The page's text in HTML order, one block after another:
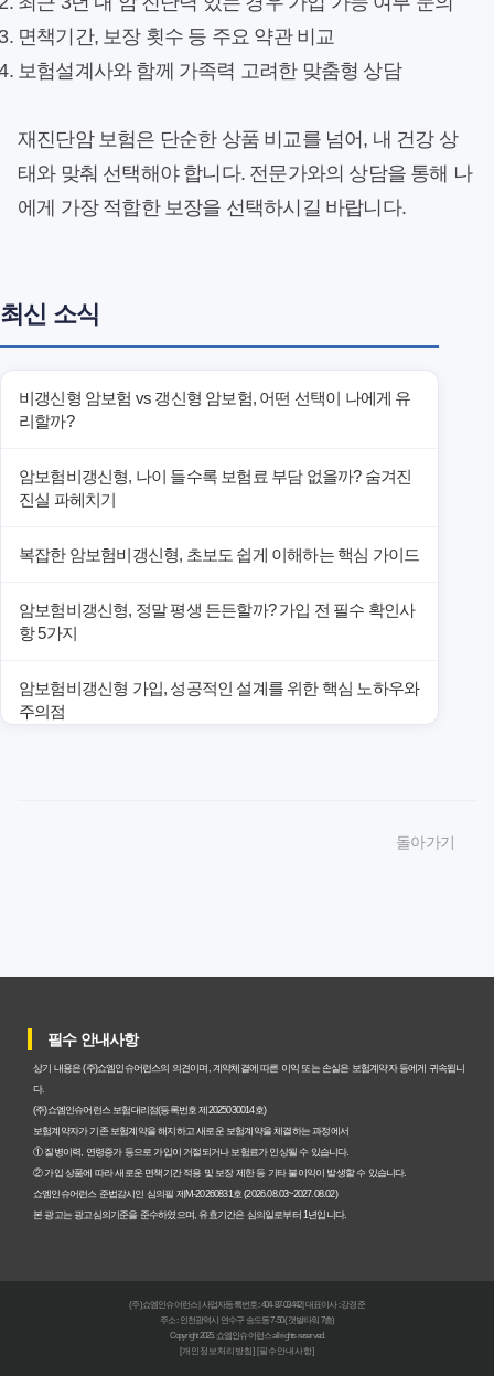
면책기간, 보장 횟수 등 주요 약관 비교
보험설계사와 함께 가족력 고려한 맞춤형 상담
재진단암 보험은 단순한 상품 비교를 넘어, 내 건강 상
태와 맞춰 선택해야 합니다. 전문가와의 상담을 통해 나
에게 가장 적합한 보장을 선택하시길 바랍니다.
최신 소식
비갱신형 암보험 vs 갱신형 암보험, 어떤 선택이 나에게 유
리할까?
암보험비갱신형, 나이 들수록 보험료 부담 없을까? 숨겨진
진실 파헤치기
복잡한 암보험비갱신형, 초보도 쉽게 이해하는 핵심 가이드
암보험비갱신형, 정말 평생 든든할까? 가입 전 필수 확인사
항 5가지
암보험비갱신형 가입, 성공적인 설계를 위한 핵심 노하우와
주의점
갱신형 암보험과 비갱신형, 어떤 차이가 있을까? 내게 맞는
암보험비갱신형, 평생 고정 보험료의 숨겨진 가치와 현명한
선택 기준
암보험 비갱신형, 왜 지금 선택해야 할까요? 미래 보험료 걱
정 끝내는 방법
갱신형 vs 비갱신형 암보험, 당신에게 더 유리한 선택은? 완
돌아가기
필수 안내사항
상기 내용은 (주)쇼엠인슈어런스의 의견이며, 계약체결에 따른 이익 또는 손실은 보험계약자 등에게 귀속됩니
다.
(주)쇼엠인슈어런스 보험대리점(등록번호 제2025030014호)
보험계약자가 기존 보험계약을 해지하고 새로운 보험계약을 체결하는 과정에서
① 질병이력, 연령증가 등으로 가입이 거절되거나 보험료가 인상될 수 있습니다.
② 가입 상품에 따라 새로운 면책기간 적용 및 보장 제한 등 기타 불이익이 발생할 수 있습니다.
쇼엠인슈어런스 준법감시인 심의필 제M-20260831호 (2026.08.03~2027.08.02)
본 광고는 광고심의기준을 준수하였으며, 유효기간은 심의일로부터 1년입니다.
(주)쇼엠인슈어런스 | 사업자등록번호 : 404-87-03442 | 대표이사 : 강경준
주소 : 인천광역시 연수구 송도동 7-50 (갯벌타워 7층)
Copyright 2025. 쇼엠인슈어런스 all rights reserved.
[개인정보처리방침] [필수안내사항]